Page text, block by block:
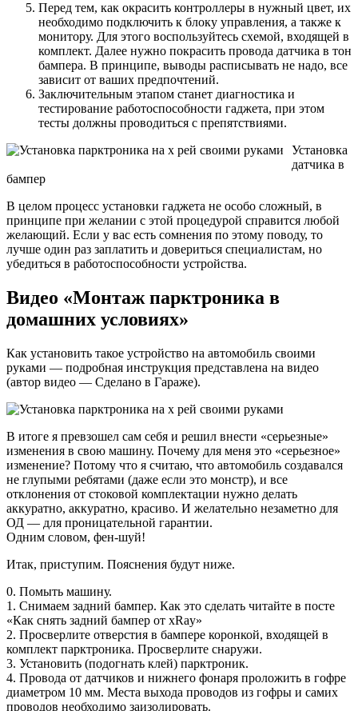
Перед тем, как окрасить контроллеры в нужный цвет, их
необходимо подключить к блоку управления, а также к
монитору. Для этого воспользуйтесь схемой, входящей в
комплект. Далее нужно покрасить провода датчика в тон
бампера. В принципе, выводы расписывать не надо, все
зависит от ваших предпочтений.
Заключительным этапом станет диагностика и
тестирование работоспособности гаджета, при этом
тесты должны проводиться с препятствиями.
Установка
датчика в
бампер
В целом процесс установки гаджета не особо сложный, в
принципе при желании с этой процедурой справится любой
желающий. Если у вас есть сомнения по этому поводу, то
лучше один раз заплатить и довериться специалистам, но
убедиться в работоспособности устройства.
Видео «Монтаж парктроника в
домашних условиях»
Как установить такое устройство на автомобиль своими
руками — подробная инструкция представлена ​​на видео
(автор видео — Сделано в Гараже).
В итоге я превзошел сам себя и решил внести «серьезные»
изменения в свою машину. Почему для меня это «серьезное»
изменение? Потому что я считаю, что автомобиль создавался
не глупыми ребятами (даже если это монстр), и все
отклонения от стоковой комплектации нужно делать
аккуратно, аккуратно, красиво. И желательно незаметно для
ОД — для проницательной гарантии.
Одним словом, фен-шуй!
Итак, приступим. Пояснения будут ниже.
0. Помыть машину.
1. Снимаем задний бампер. Как это сделать читайте в посте
«Как снять задний бампер от xRay»
2. Просверлите отверстия в бампере коронкой, входящей в
комплект парктроника. Просверлите снаружи.
3. Установить (подогнать клей) парктроник.
4. Провода от датчиков и нижнего фонаря проложить в гофре
диаметром 10 мм. Места выхода проводов из гофры и самих
проводов необходимо заизолировать.